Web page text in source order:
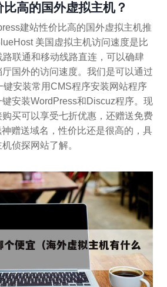
高的国外虚拟主机？
建站性价比高的国外虚拟主机推
美国虚拟主机访问速度是比
联通和移动线路直连，可以确肆
国外的访问速度。我们是可以通过
安装常用CMS程序安装网站程序
安装WordPress和Discuz程序。现
买可以享受七折优惠，还赠送免费
赠送域名，性价比还是很高的，具
侦探网站了解。